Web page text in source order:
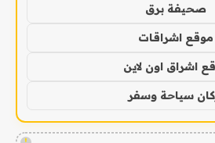
صحيفة برق
موقع اشراقات
اشراق اون لاين
سياحة وسفر